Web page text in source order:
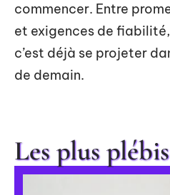
commencer. Entre
et exigences de
c’est déjà se projeter
de demain.
Les plus